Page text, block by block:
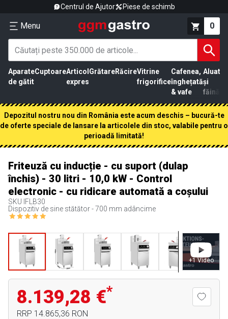
Centrul de Ajutor Piese de schimb
Menu 0
Aparate
de gătit
CuptoareArticol
expres
GrătareRăcireVitrine
frigorifice
Cafenea,
înghețată
& vafe
Aluat
și
făină
Depozitul nostru nou din România este acum deschis – bucură-te
de oferte speciale de lansare la articolele din stoc, valabile pentru o
perioadă limitată!
Friteuză cu inducție - cu suport (dulap
închis) - 30 litri - 10,0 kW - Control
electronic - cu ridicare automată a coșului
SKU IFLB30
Dispozitiv de sine stătător - 700 mm adâncime
+1 Video
8.139,28 €*
RRP 14.865,36 RON